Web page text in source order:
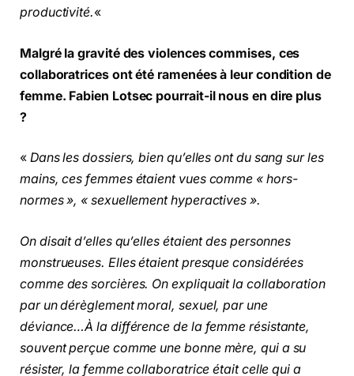
productivité.«
Malgré la gravité des violences commises, ces
collaboratrices ont été ramenées à leur condition de
femme. Fabien Lotsec pourrait-il nous en dire plus
?
« Dans les dossiers, bien qu’elles ont du sang sur les
mains, ces femmes étaient vues comme « hors-
normes », « sexuellement hyperactives ».
On disait d’elles qu’elles étaient des personnes
monstrueuses. Elles étaient presque considérées
comme des sorcières. On expliquait la collaboration
par un dérèglement moral, sexuel, par une
déviance…À la différence de la femme résistante,
souvent perçue comme une bonne mère, qui a su
résister, la femme collaboratrice était celle qui a